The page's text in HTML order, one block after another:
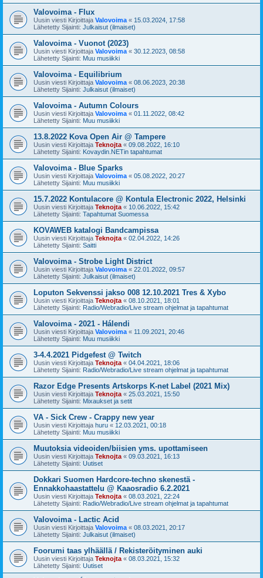
Valovoima - Flux
Uusin viesti Kirjoittaja Valovoima « 15.03.2024, 17:58
Lähetetty Sijainti: Julkaisut (ilmaiset)
Valovoima - Vuonot (2023)
Uusin viesti Kirjoittaja Valovoima « 30.12.2023, 08:58
Lähetetty Sijainti: Muu musiikki
Valovoima - Equilibrium
Uusin viesti Kirjoittaja Valovoima « 08.06.2023, 20:38
Lähetetty Sijainti: Julkaisut (ilmaiset)
Valovoima - Autumn Colours
Uusin viesti Kirjoittaja Valovoima « 01.11.2022, 08:42
Lähetetty Sijainti: Muu musiikki
13.8.2022 Kova Open Air @ Tampere
Uusin viesti Kirjoittaja Teknojta « 09.08.2022, 16:10
Lähetetty Sijainti: Kovaydin.NETin tapahtumat
Valovoima - Blue Sparks
Uusin viesti Kirjoittaja Valovoima « 05.08.2022, 20:27
Lähetetty Sijainti: Muu musiikki
15.7.2022 Kontulacore @ Kontula Electronic 2022, Helsinki
Uusin viesti Kirjoittaja Teknojta « 10.06.2022, 15:42
Lähetetty Sijainti: Tapahtumat Suomessa
KOVAWEB katalogi Bandcampissa
Uusin viesti Kirjoittaja Teknojta « 02.04.2022, 14:26
Lähetetty Sijainti: Saitti
Valovoima - Strobe Light District
Uusin viesti Kirjoittaja Valovoima « 22.01.2022, 09:57
Lähetetty Sijainti: Julkaisut (ilmaiset)
Loputon Sekvenssi jakso 008 12.10.2021 Tres & Xybo
Uusin viesti Kirjoittaja Teknojta « 08.10.2021, 18:01
Lähetetty Sijainti: Radio/Webradio/Live stream ohjelmat ja tapahtumat
Valovoima - 2021 - Hálendi
Uusin viesti Kirjoittaja Valovoima « 11.09.2021, 20:46
Lähetetty Sijainti: Muu musiikki
3-4.4.2021 Pidgefest @ Twitch
Uusin viesti Kirjoittaja Teknojta « 04.04.2021, 18:06
Lähetetty Sijainti: Radio/Webradio/Live stream ohjelmat ja tapahtumat
Razor Edge Presents Artskorps K-net Label (2021 Mix)
Uusin viesti Kirjoittaja Teknojta « 25.03.2021, 15:50
Lähetetty Sijainti: Mixaukset ja setit
VA - Sick Crew - Crappy new year
Uusin viesti Kirjoittaja huru « 12.03.2021, 00:18
Lähetetty Sijainti: Muu musiikki
Muutoksia videoiden/biisien yms. upottamiseen
Uusin viesti Kirjoittaja Teknojta « 09.03.2021, 16:13
Lähetetty Sijainti: Uutiset
Dokkari Suomen Hardcore-techno skenestä -
Ennakkohaastattelu @ Kaaosradio 6.2.2021
Uusin viesti Kirjoittaja Teknojta « 08.03.2021, 22:24
Lähetetty Sijainti: Radio/Webradio/Live stream ohjelmat ja tapahtumat
Valovoima - Lactic Acid
Uusin viesti Kirjoittaja Valovoima « 08.03.2021, 20:17
Lähetetty Sijainti: Julkaisut (ilmaiset)
Foorumi taas ylhäällä / Rekisteröityminen auki
Uusin viesti Kirjoittaja Teknojta « 08.03.2021, 15:32
Lähetetty Sijainti: Uutiset